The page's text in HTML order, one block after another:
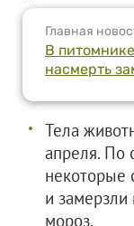
Главная
В
насмерть
Тела
апреля. По
некоторые
и замерзли
мороз.